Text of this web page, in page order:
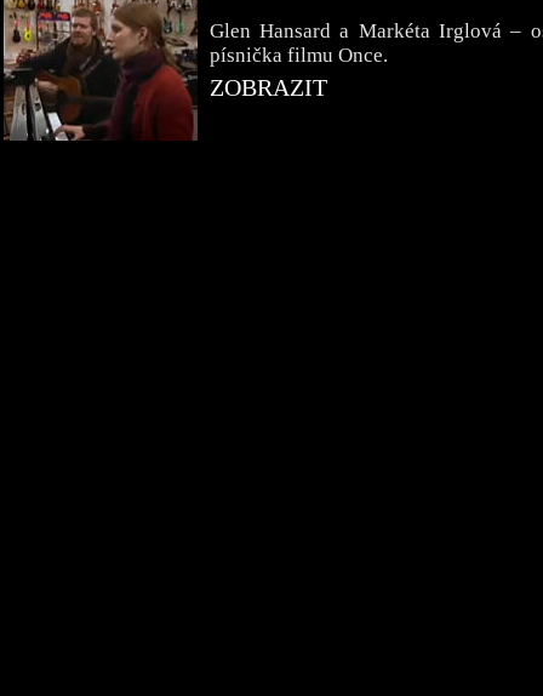
Glen Hansard a Markéta Irglová –
písnička filmu Once.
ZOBRAZIT